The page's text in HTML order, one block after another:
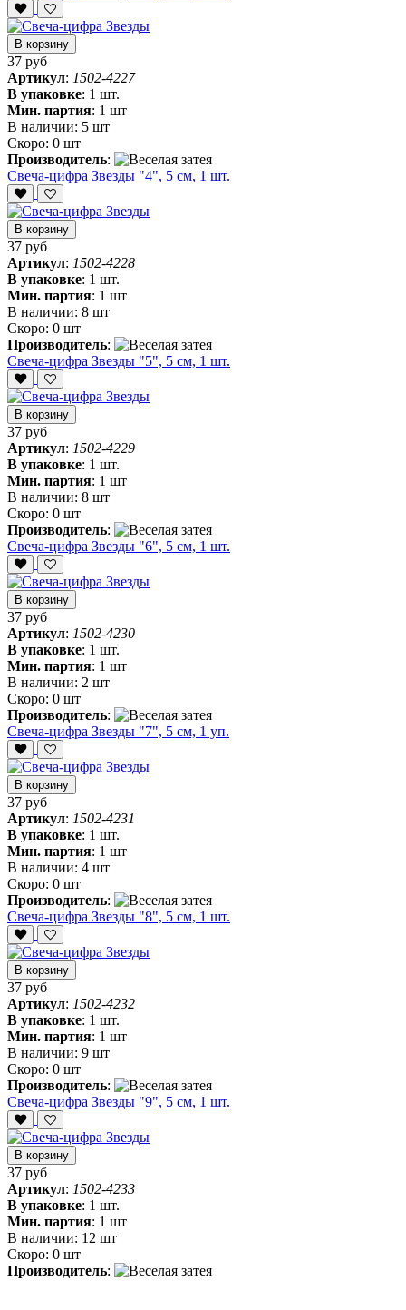
В корзину
37 руб
Артикул: 1502-4227
В упаковке: 1 шт.
Мин. партия: 1 шт
В наличии: 5 шт
Скоро: 0 шт
Производитель:
Свеча-цифра Звезды "4", 5 см, 1 шт.
В корзину
37 руб
Артикул: 1502-4228
В упаковке: 1 шт.
Мин. партия: 1 шт
В наличии: 8 шт
Скоро: 0 шт
Производитель:
Свеча-цифра Звезды "5", 5 см, 1 шт.
В корзину
37 руб
Артикул: 1502-4229
В упаковке: 1 шт.
Мин. партия: 1 шт
В наличии: 8 шт
Скоро: 0 шт
Производитель:
Свеча-цифра Звезды "6", 5 см, 1 шт.
В корзину
37 руб
Артикул: 1502-4230
В упаковке: 1 шт.
Мин. партия: 1 шт
В наличии: 2 шт
Скоро: 0 шт
Производитель:
Свеча-цифра Звезды "7", 5 см, 1 уп.
В корзину
37 руб
Артикул: 1502-4231
В упаковке: 1 шт.
Мин. партия: 1 шт
В наличии: 4 шт
Скоро: 0 шт
Производитель:
Свеча-цифра Звезды "8", 5 см, 1 шт.
В корзину
37 руб
Артикул: 1502-4232
В упаковке: 1 шт.
Мин. партия: 1 шт
В наличии: 9 шт
Скоро: 0 шт
Производитель:
Свеча-цифра Звезды "9", 5 см, 1 шт.
В корзину
37 руб
Артикул: 1502-4233
В упаковке: 1 шт.
Мин. партия: 1 шт
В наличии: 12 шт
Скоро: 0 шт
Производитель: